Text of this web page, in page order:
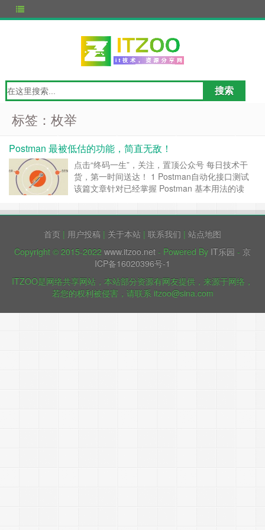
标签：枚举
Postman 最被低估的功能，简直无敌！
点击“终码一生”，关注，置顶公众号 每日技术干
货，第一时间送达！ 1 Postman自动化接口测试
该篇文章针对已经掌握 Postman 基本用法的读
Postman 进行模拟请求的操作。 当前环境：
Chrom……继续阅读 »
首页 | 用户投稿 | 关于本站 | 联系我们 | 站点地图
Copyright © 2015-2022 www.itzoo.net - Powered By IT乐园 - 京
ICP备16020396号-1
ITZOO是网络共享网站，本站部分资源有网友提供，来源于网络，
若您的权利被侵害，请联系 itzoo@sina.com